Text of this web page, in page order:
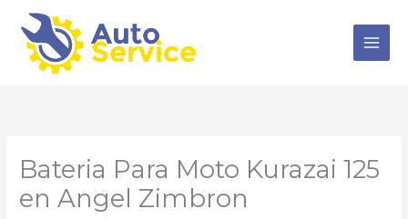
contenido
Bateria Para Moto Kurazai 125
en Angel Zimbron